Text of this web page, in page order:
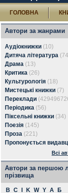
ГОЛОВНА
Автори за жанрами
Аудіокнижки (10)
Дитяча література
Драма (13)
Критика (26)
Культурологія (18)
Мистецькі книжки (7)
Переклади
Періодика (56)
Піксельні книжки (34)
Поезія (145)
Проза (221)
Пропонується
Всі
Автори за першою
прізвища
B C K W Y А
Б